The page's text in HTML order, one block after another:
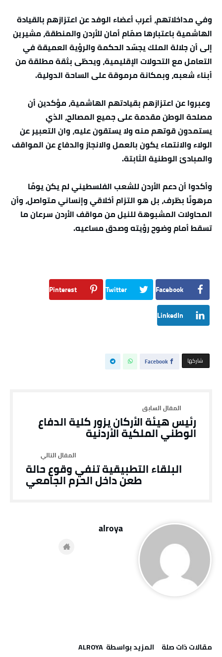
وفي مداخلاتهم، أعرب أعضاء الوفد عن اعتزازهم بالقيادة
الهاشمية باعتبارها صمّام أمان للأردن والمنطقة، مشيرين
إلى أن جلالة الملك يجسّد الحكمة والرؤية العميقة في
التعامل مع التحولات الإقليمية، ويحظى بثقة مطلقة من
أبناء شعبه، وبمكانة مرموقة على الساحة الدولية.
وعبروا عن اعتزازهم بقيادتهم الهاشمية، مؤكدين أن
مصلحة الوطن مقدمة على جميع المصالح، الذي
يستمدون قوتهم منه ولا يستقون عليه، وان التعبير عن
الولاء والانتماء يكون بالعمل والانجاز والدفاع عن المواقف
والمبادئ الوطنية الثابتة.
وأكدوا أن دعم الأردن للشعب الفلسطيني لم يكن يومًا
مرهونًا بظرف، بل هو التزام أخلاقي وإنساني متواصل، وأن
المحاولات المشبوهة للنيل من مواقف الأردن سرعان ما
تسقط أمام وضوح رؤيته وصدق مساعيه.
Facebook
Twitter
Pinterest
LinkedIn
‫‫ شاركها‬ Facebook
رئيس هيئة الأركان يزور كلية الدفاع
الوطني الملكية الأردنية
البلقاء التطبيقية تنفي وقوع حالة
طعن داخل الحرم الجامعي
alroya
‫مقالات ذات صلة‬ ‫‫المزيد بواسطة‬ ‬ ALROYA